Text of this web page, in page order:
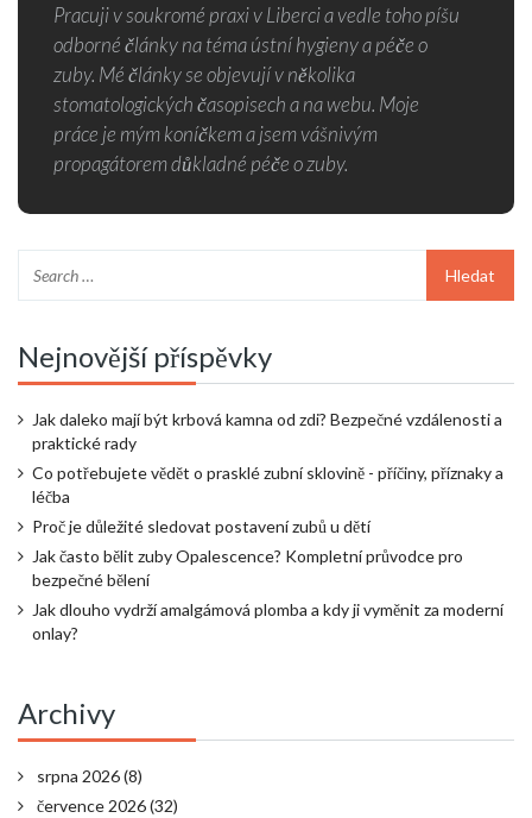
Pracuji v soukromé praxi v Liberci a vedle toho píšu
odborné články na téma ústní hygieny a péče o
zuby. Mé články se objevují v několika
stomatologických časopisech a na webu. Moje
práce je mým koníčkem a jsem vášnivým
propagátorem důkladné péče o zuby.
Nejnovější příspěvky
Jak daleko mají být krbová kamna od zdi? Bezpečné vzdálenosti a
praktické rady
Co potřebujete vědět o prasklé zubní sklovině - příčiny, příznaky a
léčba
Proč je důležité sledovat postavení zubů u dětí
Jak často bělit zuby Opalescence? Kompletní průvodce pro
bezpečné bělení
Jak dlouho vydrží amalgámová plomba a kdy ji vyměnit za moderní
onlay?
Archivy
srpna 2026(8)
července 2026(32)